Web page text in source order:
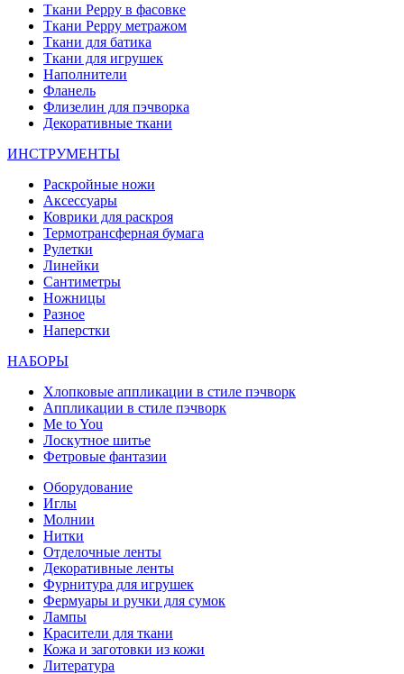
Ткани Peppy в фасовке
Ткани Peppy метражом
Ткани для батика
Ткани для игрушек
Наполнители
Фланель
Флизелин для пэчворка
Декоративные ткани
ИНСТРУМЕНТЫ
Раскройные ножи
Аксессуары
Коврики для раскроя
Термотрансферная бумага
Рулетки
Линейки
Сантиметры
Ножницы
Разное
Наперстки
НАБОРЫ
Хлопковые аппликации в стиле пэчворк
Аппликации в стиле пэчворк
Me to You
Лоскутное шитье
Фетровые фантазии
Оборудование
Иглы
Молнии
Нитки
Отделочные ленты
Декоративные ленты
Фурнитура для игрушек
Фермуары и ручки для сумок
Лампы
Красители для ткани
Кожа и заготовки из кожи
Литература